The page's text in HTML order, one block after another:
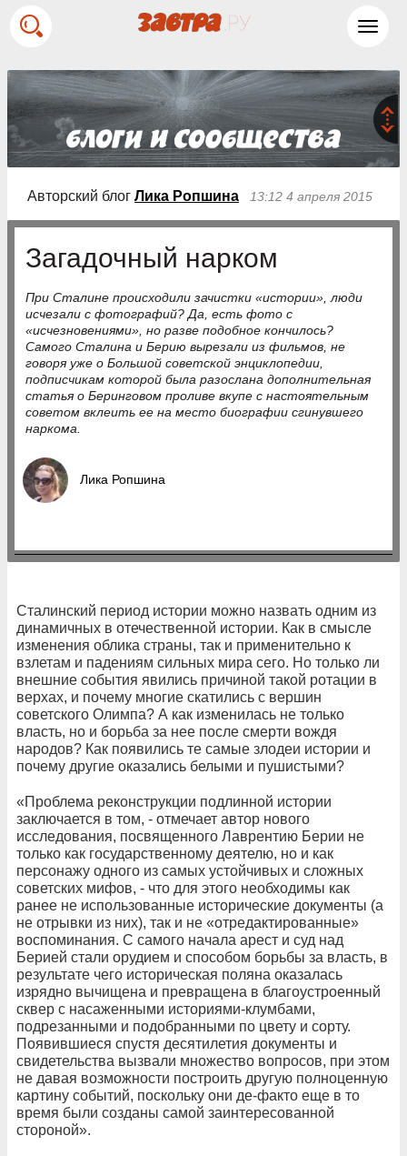
Авторский блог Лика Ропшина 13:12 4 апреля 2015
Загадочный нарком
При Сталине происходили зачистки «истории», люди
исчезали с фотографий? Да, есть фото с
«исчезновениями», но разве подобное кончилось?
Самого Сталина и Берию вырезали из фильмов, не
говоря уже о Большой советской энциклопедии,
подписчикам которой была разослана дополнительная
статья о Беринговом проливе вкупе с настоятельным
советом вклеить ее на место биографии сгинувшего
наркома.
Лика Ропшина
Сталинский период истории можно назвать одним из
динамичных в отечественной истории. Как в смысле
изменения облика страны, так и применительно к
взлетам и падениям сильных мира сего. Но только ли
внешние события явились причиной такой ротации в
верхах, и почему многие скатились с вершин
советского Олимпа? А как изменилась не только
власть, но и борьба за нее после смерти вождя
народов? Как появились те самые злодеи истории и
почему другие оказались белыми и пушистыми?
«Проблема реконструкции подлинной истории
заключается в том, - отмечает автор нового
исследования, посвященного Лаврентию Берии не
только как государственному деятелю, но и как
персонажу одного из самых устойчивых и сложных
советских мифов, - что для этого необходимы как
ранее не использованные исторические документы (а
не отрывки из них), так и не «отредактированные»
воспоминания. С самого начала арест и суд над
Берией стали орудием и способом борьбы за власть, в
результате чего историческая поляна оказалась
изрядно вычищена и превращена в благоустроенный
сквер с насаженными историями-клумбами,
подрезанными и подобранными по цвету и сорту.
Появившиеся спустя десятилетия документы и
свидетельства вызвали множество вопросов, при этом
не давая возможности построить другую полноценную
картину событий, поскольку они де-факто еще в то
время были созданы самой заинтересованной
стороной».